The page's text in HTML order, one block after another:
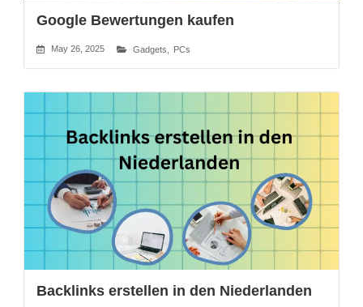
Google Bewertungen kaufen
May 26, 2025 Gadgets PCs
Backlinks erstellen in den Niederlanden